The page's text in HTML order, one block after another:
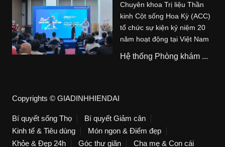
Chuyên khoa Trị liệu Thần
kinh Cột sống Hoa Kỳ (ACC)
tổ chức sự kiện kỷ niệm 20
năm hoạt động tại Việt Nam
Hệ thống Phòng khám ...
Copyrights © GIADINHHIENDAI
Bí quyết sống Thọ
Bí quyết Giảm cân
Kinh tế & Tiêu dùng
Món ngon & Điểm đẹp
Khỏe & Đẹp 24h
Góc thư giãn Cha mẹ & Con cái